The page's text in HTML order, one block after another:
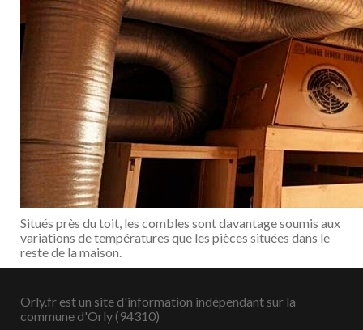
Situés près du toit, les combles sont davantage soumis aux
variations de températures que les pièces situées dans le
reste de la maison.
Orly.fr est un site d'information indépendant sur la
commune d'Orly (94310)